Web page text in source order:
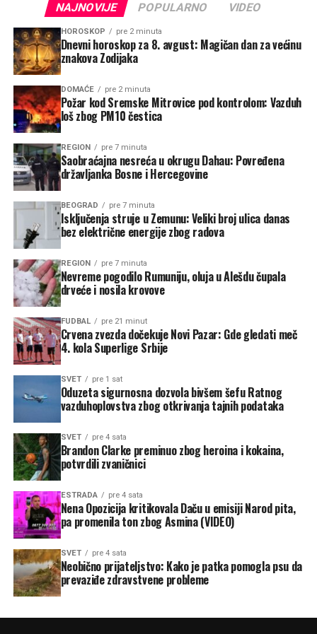
NAJNOVIJE POPULARNO VIDEO
HOROSKOP pre 2 minuta
Dnevni horoskop za 8. avgust: Magičan dan za većinu
znakova Zodijaka
DOMAĆE pre 2 minuta
Požar kod Sremske Mitrovice pod kontrolom: Vazduh
loš zbog PM10 čestica
REGION pre 7 minuta
Saobraćajna nesreća u okrugu Dahau: Povređena
državljanka Bosne i Hercegovine
BEOGRAD pre 7 minuta
Isključenja struje u Zemunu: Veliki broj ulica danas
bez električne energije zbog radova
REGION pre 7 minuta
Nevreme pogodilo Rumuniju, oluja u Alešdu čupala
drveće i nosila krovove
FUDBAL pre 21 minut
Crvena zvezda dočekuje Novi Pazar: Gde gledati meč
4. kola Superlige Srbije
SVET pre 1 sat
Oduzeta sigurnosna dozvola bivšem šefu Ratnog
vazduhoplovstva zbog otkrivanja tajnih podataka
SVET pre 4 sata
Brandon Clarke preminuo zbog heroina i kokaina,
potvrdili zvaničnici
ESTRADA pre 4 sata
Nena Opozicija kritikovala Daču u emisiji Narod pita,
pa promenila ton zbog Asmina (VIDEO)
SVET pre 4 sata
Neobično prijateljstvo: Kako je patka pomogla psu da
prevaziđe zdravstvene probleme